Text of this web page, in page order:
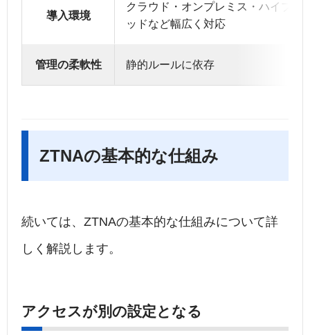
導入環境
クラウド・オンプレミス・ハイブリ
ッドなど幅広く対応
管理の柔軟性 静的ルールに依存
ZTNAの基本的な仕組み
続いては、 ZTNAの基本的な仕組みについて詳
しく解説します。
アクセスが別の設定となる